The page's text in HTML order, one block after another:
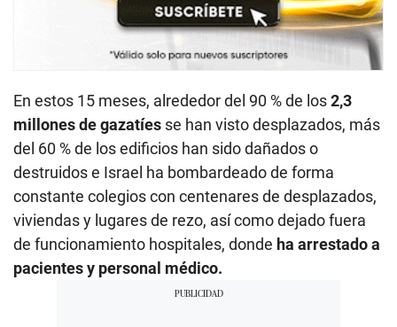
En estos 15 meses, alrededor del 90 % de los2,3
millones de gazatíes se han visto desplazados, más
del 60 % de los edificios han sido dañados o
destruidos e Israel ha bombardeado de forma
constante colegios con centenares de desplazados,
viviendas y lugares de rezo, así como dejado fuera
de funcionamiento hospitales, donde ha arrestado a
pacientes y personal médico.